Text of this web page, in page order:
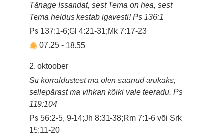
Tänage Issandat, sest Tema on hea, sest
Tema heldus kestab igavesti! Ps 136:1
Ps 137:1-6;Gl 4:21-31;Mk 7:17-23
07.25- 18.55
2. oktoober
Su korraldustest ma olen saanud arukaks,
sellepärast ma vihkan kõiki vale teeradu. Ps
119:104
Ps 56:2-5, 9-14;Jh 8:31-38;Rm 7:1-6 või Srk
15:11-20